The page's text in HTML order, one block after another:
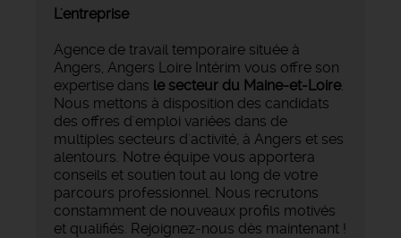
L'entreprise
Agence de travail temporaire située à
Angers, Angers Loire Intérim vous offre son
expertise dans le secteur du Maine-et-Loire.
Nous mettons à disposition des candidats
des offres d'emploi variées dans de
multiples secteurs d'activité, à Angers et ses
alentours. Notre équipe vous apportera
conseils et soutien tout au long de votre
parcours professionnel. Nous recrutons
constamment de nouveaux profils motivés
et qualifiés. Rejoignez-nous dès maintenant !